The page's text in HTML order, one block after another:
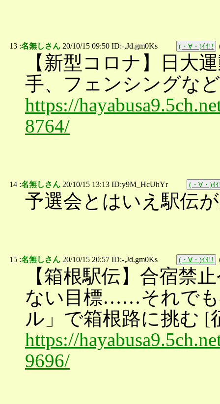
13 :名無しさん 20/10/15 09:50 ID:-,Jd.gm0Ks (・∀・)ｲｲ!!
【新型コロナ】日大
手、フェンシングな
https://
8764/
14 :名無しさん 20/10/15 13:13 ID:y9M_HcUhYr (・∀・)ｲ
予選会とはいえ駅伝
15 :名無しさん 20/10/15 20:57 ID:-,Jd.gm0Ks (・∀・)ｲｲ!!
【箱根駅伝】合宿禁
ない目標……それでも
ル」で箱根路に挑む
https://
9696/